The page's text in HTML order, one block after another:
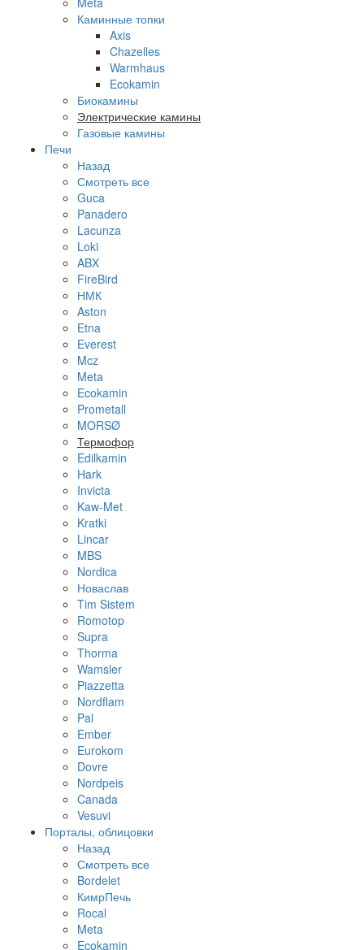
Каминные топки
Axis
Chazelles
Warmhaus
Ecokamin
Биокамины
Электрические камины
Газовые камины
Печи
Назад
Смотреть все
Guca
Panadero
Lacunza
Loki
ABX
FireBird
НМК
Aston
Etna
Everest
Mcz
Meta
Ecokamin
Prometall
MORSØ
Термофор
Edilkamin
Hark
Invicta
Kaw-Met
Kratki
Lincar
MBS
Nordica
Новаслав
Tim Sistem
Romotop
Supra
Thorma
Wamsler
Piazzetta
Nordflam
Pal
Ember
Eurokom
Dovre
Nordpeis
Canada
Vesuvi
Порталы, облицовки
Назад
Смотреть все
Bordelet
КимрПечь
Rocal
Meta
Ecokamin